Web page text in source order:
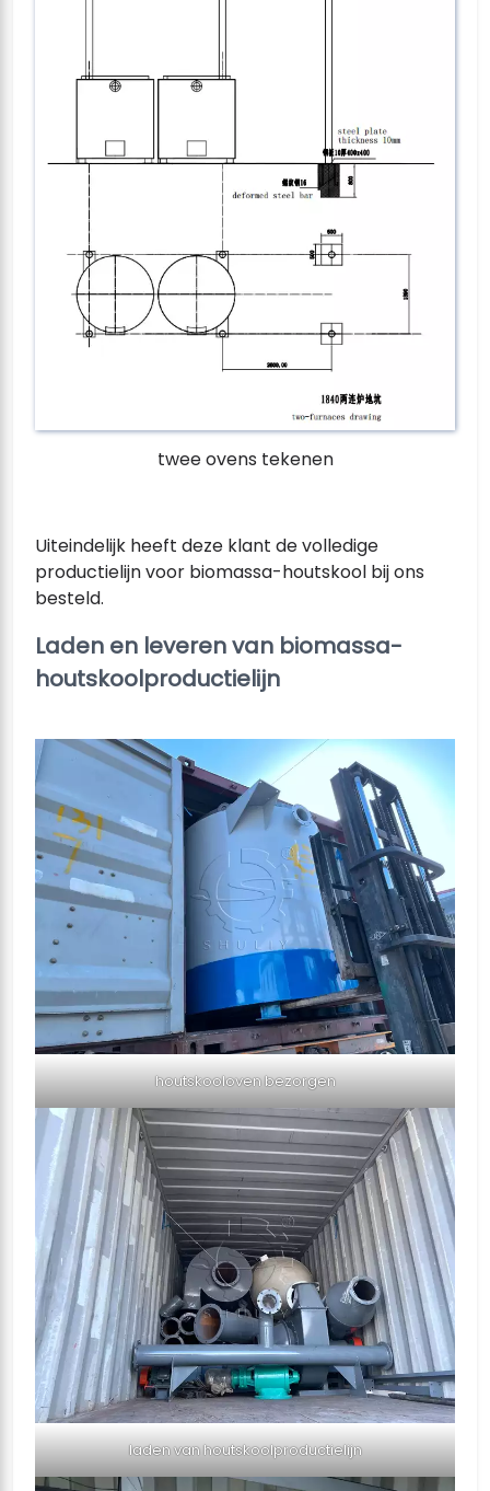
twee ovens tekenen
Uiteindelijk heeft deze klant de volledige
productielijn voor biomassa-houtskool bij ons
besteld.
Laden en leveren van biomassa-
houtskoolproductielijn
houtskooloven bezorgen
laden van houtskoolproductielijn